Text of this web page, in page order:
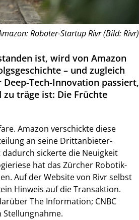
Roboter-Startup Rivr (Bild: Rivr)
ist, wird von Amazon
– und zugleich
Tech-Innovation passiert,
träge ist: Die Früchte
Amazon verschickte diese
an seine Drittanbieter-
sickerte die Neuigkeit
hat das Zürcher Robotik-
Auf der Website von Rivr selbst
Hinweis auf die Transaktion.
The Information; CNBC